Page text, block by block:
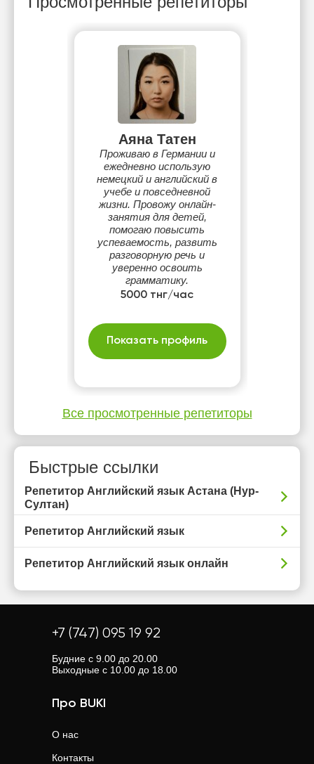
Аяна Татен
Проживаю в Германии и
ежедневно использую
немецкий и английский в
учебе и повседневной
жизни. Провожу онлайн-
занятия для детей,
помогаю повысить
успеваемость, развить
разговорную речь и
уверенно освоить
грамматику.
Индивидуальный подход,
5000 тнг/час
Показать профиль
Все просмотренные репетиторы
Быстрые ссылки
Репетитор Английский язык Астана (Нур-
Султан)
Репетитор Английский язык
Репетитор Английский язык онлайн
+7 (747) 095 19 92
Будние с 9.00 до 20.00
Выходные с 10.00 до 18.00
Про BUKI
О нас
Контакты